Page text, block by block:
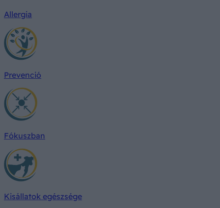
Allergia
Prevenció
Fókuszban
Kisállatok egészsége